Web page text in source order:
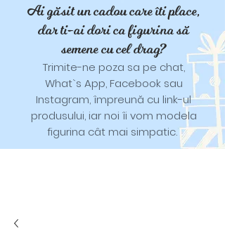
Ai găsit un cadou care îti place,
dar ti-ai dori ca figurina să
semene cu cel drag?
Trimite-ne poza sa pe chat,
What`s App, Facebook sau
Instagram, împreună cu link-ul
produsului, iar noi îi vom modela
figurina cât mai simpatic.